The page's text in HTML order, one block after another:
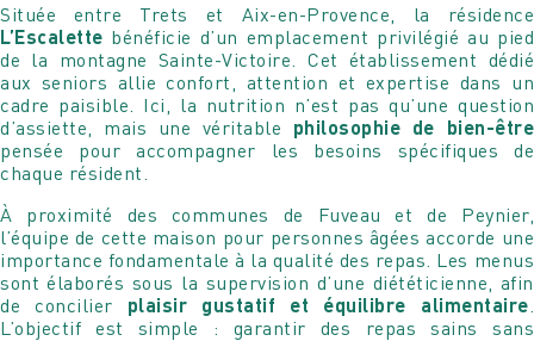
Située entre Trets et Aix-en-Provence, la résidence
L’Escalette bénéficie d’un emplacement privilégié au pied
de la montagne Sainte-Victoire. Cet établissement dédié
aux seniors allie confort, attention et expertise dans un
cadre paisible. Ici, la nutrition n’est pas qu’une question
d’assiette, mais une véritable philosophie de bien-être
pensée pour accompagner les besoins spécifiques de
chaque résident.
À proximité des communes de Fuveau et de Peynier,
l’équipe de cette maison pour personnes âgées accorde une
importance fondamentale à la qualité des repas. Les menus
sont élaborés sous la supervision d’une diététicienne, afin
de concilier plaisir gustatif et équilibre alimentaire
L’objectif est simple : garantir des repas sains sans